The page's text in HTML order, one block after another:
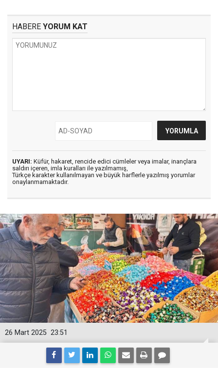
HABERE YORUM KAT
UYARI: Küfür, hakaret, rencide edici cümleler veya imalar, inançlara
saldırı içeren, imla kuralları ile yazılmamış,
Türkçe karakter kullanılmayan ve büyük harflerle yazılmış yorumlar
onaylanmamaktadır.
23:51
26 Mart 2025